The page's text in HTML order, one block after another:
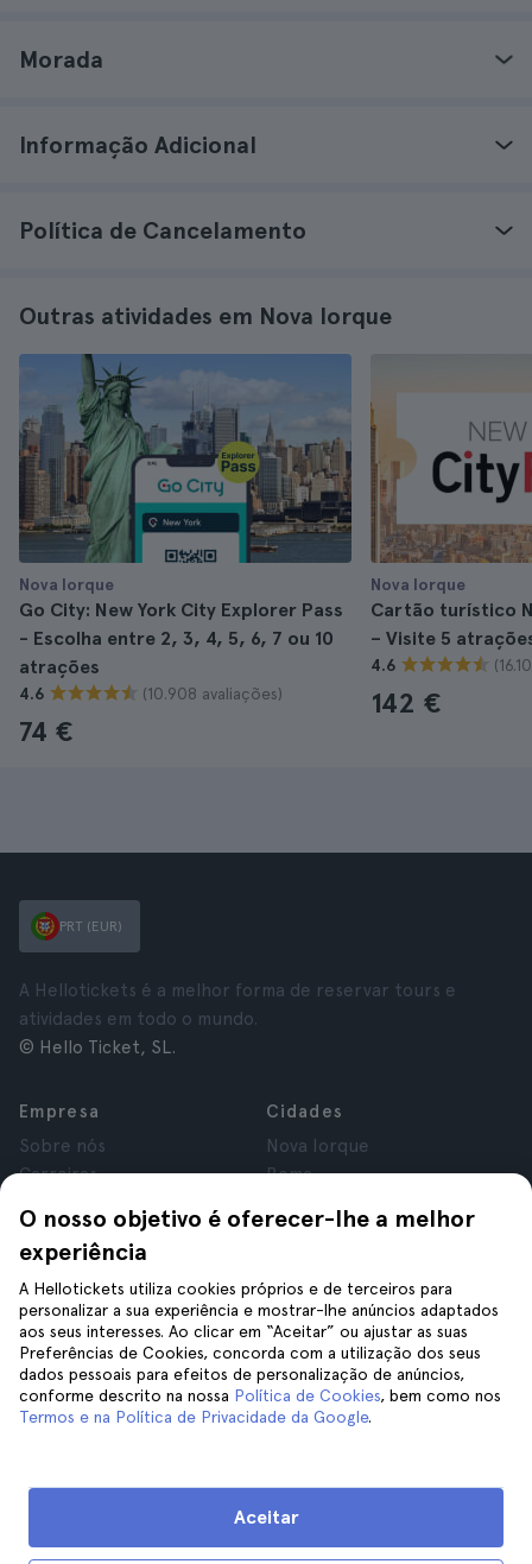
Morada
Informação Adicional
Política de Cancelamento
Outras atividades em Nova Iorque
Nova Iorque
Go City: New York City Explorer Pass
- Escolha entre 2, 3, 4, 5, 6, 7 ou 10
atrações
4.6 (10.908 avaliações)
74 €
Nova Iorque
Cartão turístico
– Visite 5
4.6
142 €
O nosso objetivo é oferecer-lhe a melhor
experiência
A Hellotickets utiliza cookies próprios e de terceiros para
personalizar a sua experiência e mostrar-lhe anúncios adaptados
aos seus interesses. Ao clicar em “Aceitar” ou ajustar as suas
Preferências de Cookies, concorda com a utilização dos seus
dados pessoais para efeitos de personalização de anúncios,
conforme descrito na nossa Política de Cookies, bem como nos
Termos e na Política de Privacidade da Google.
Aceitar
PRT (EUR)
A Hellotickets é a melhor forma de reservar tours e
atividades em todo o mundo.
© Hello Ticket, SL.
Empresa
Sobre nós
Carreiras
Avaliações
Privacidade
Termos e Condições
Aviso Legal
Cookies
Cidades
Nova Iorque
Roma
Londres
Cracóvia
Tenerife
Ajuda
Siga-nos